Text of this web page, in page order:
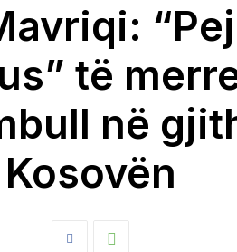
të
në
Kosovën